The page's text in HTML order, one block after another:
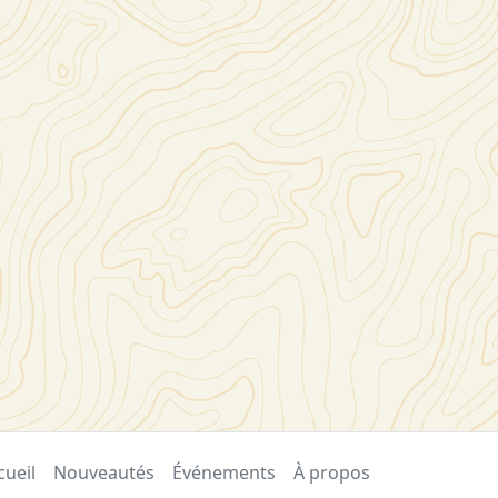
Nouveautés Événements À propos